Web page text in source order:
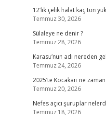
12’lik çelik halat kaç ton
Temmuz 30, 2026
Sülaleye ne denir ?
Temmuz 28, 2026
Karasu’nun adı nereden
Temmuz 24, 2026
2025’te Kocakarı ne zaman
Temmuz 20, 2026
Nefes açıcı şuruplar
Temmuz 18, 2026